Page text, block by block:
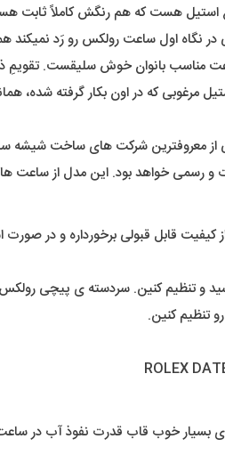
استیل هست که هم رنگش کاملاً ثابت
اول ساعت رولکس رو رَد نمیکند
بانوان خوش سلیقست. تقویمِ
مرغوبی که در اون بکار گرفته شده،
معروفترین شرکت های ساخت
و رسمی خواهد بود. این مدل از
کیفیت قابل قبولی برخورداره و در
و تنظیم کنین. سردسته ی پیچی
تنظیم کنین.
خوب قاب قدرت نفوذ آب در ساعت